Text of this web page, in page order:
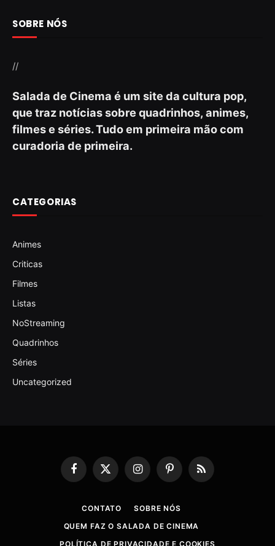
SOBRE NÓS
//
Salada de Cinema é um site da cultura pop,
que traz notícias sobre quadrinhos, animes,
filmes e séries. Tudo em primeira mão com
curadoria de primeira.
CATEGORIAS
Animes
Criticas
Filmes
Listas
NoStreaming
Quadrinhos
Séries
Uncategorized
Facebook
X
(Twitter)
InstagramPinterestRSS
CONTATO
SOBRE NÓS
QUEM FAZ O SALADA DE CINEMA
POLÍTICA DE PRIVACIDADE E COOKIES